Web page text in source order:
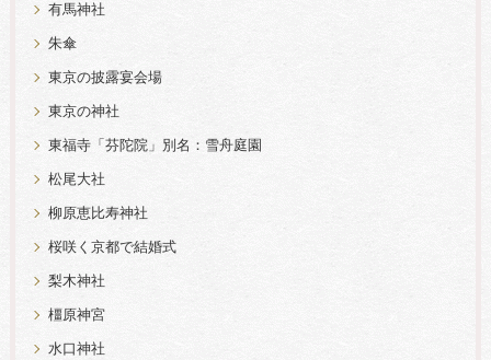
有馬神社
朱傘
東京の披露宴会場
東京の神社
東福寺「芬陀院」別名：雪舟庭園
松尾大社
柳原恵比寿神社
桜咲く京都で結婚式
梨木神社
橿原神宮
水口神社